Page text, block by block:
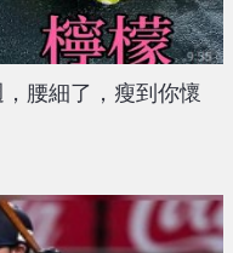
腰細了，瘦到你懷